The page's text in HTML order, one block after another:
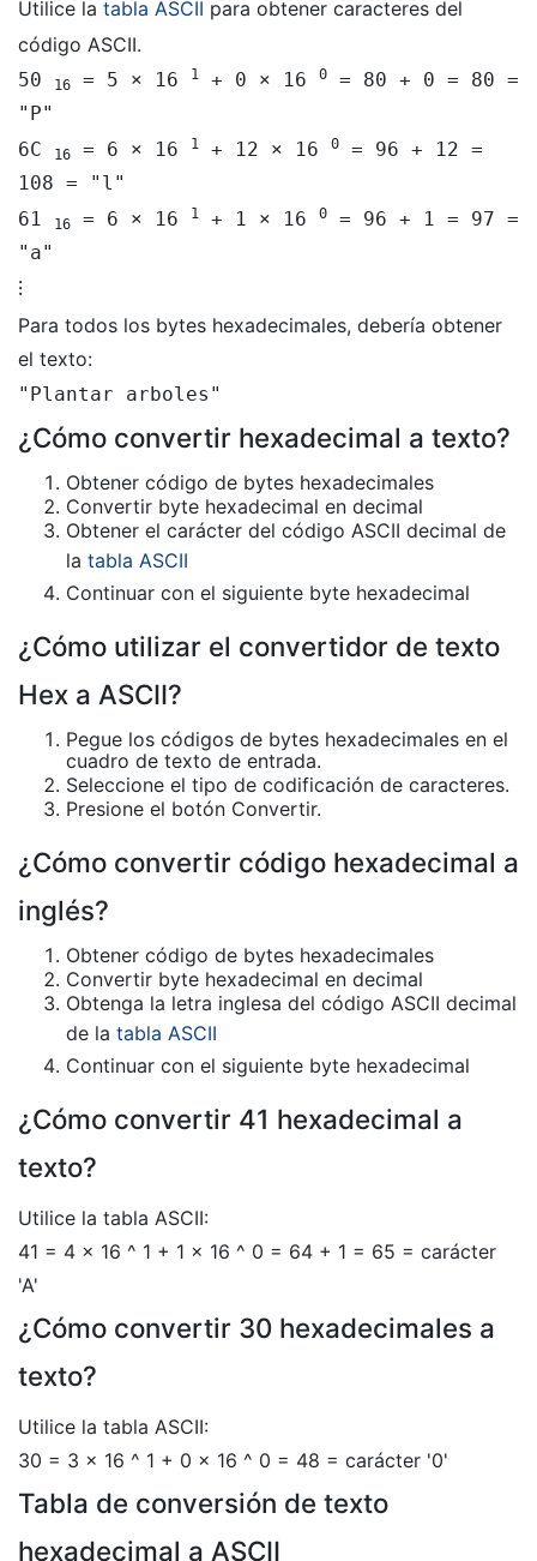
Utilice la tabla ASCII para obtener caracteres del
código ASCII.
50 16 = 5 × 16 1 + 0 × 16 0
= 80 + 0 = 80 =
"P"
6C
16 = 6 × 16 1 + 12 × 16 0
= 96 + 12 =
108 = "l"
61
16 = 6 × 16 1 + 1 × 16 0
= 96 + 1 = 97 =
"a"
⁝
Para todos los bytes hexadecimales, debería obtener
el texto:
"Plantar arboles"
¿Cómo convertir hexadecimal a texto?
Obtener código de bytes hexadecimales
Convertir byte hexadecimal en decimal
Obtener el carácter del código ASCII decimal de
la tabla ASCII
Continuar con el siguiente byte hexadecimal
¿Cómo utilizar el convertidor de texto
Hex a ASCII?
Pegue los códigos de bytes hexadecimales en el
cuadro de texto de entrada.
Seleccione el tipo de codificación de caracteres.
Presione el botón Convertir.
¿Cómo convertir código hexadecimal a
inglés?
Obtener código de bytes hexadecimales
Convertir byte hexadecimal en decimal
Obtenga la letra inglesa del código ASCII decimal
de la tabla ASCII
Continuar con el siguiente byte hexadecimal
¿Cómo convertir 41 hexadecimal a
texto?
Utilice la tabla ASCII:
41 = 4 × 16 ^ 1 + 1 × 16 ^ 0 = 64 + 1 = 65 = carácter
'A'
¿Cómo convertir 30 hexadecimales a
texto?
Utilice la tabla ASCII:
30 = 3 × 16 ^ 1 + 0 × 16 ^ 0 = 48 = carácter '0'
Tabla de conversión de texto
hexadecimal a ASCII